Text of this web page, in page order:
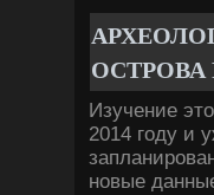
Изучение
2014 году и
новые